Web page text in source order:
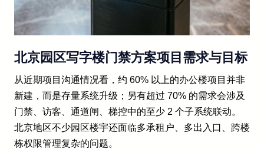
北京园区写字楼门禁方案项目需求与目标
从近期项目沟通情况看，约 60% 以上的办公楼项目并非
新建，而是存量系统升级；另有超过 70% 的需求会涉及
门禁、访客、通道闸、梯控中的至少 2 个子系统联动。
北京地区不少园区楼宇还面临多承租户、多出入口、跨楼
栋权限管理复杂的问题。